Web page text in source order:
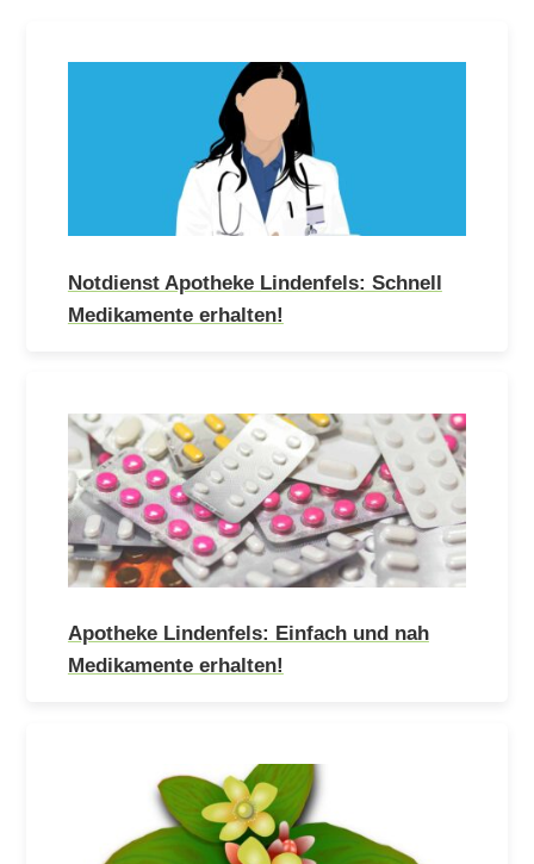
Notdienst Apotheke Lindenfels: Schnell
Medikamente erhalten!
Apotheke Lindenfels: Einfach und nah
Medikamente erhalten!